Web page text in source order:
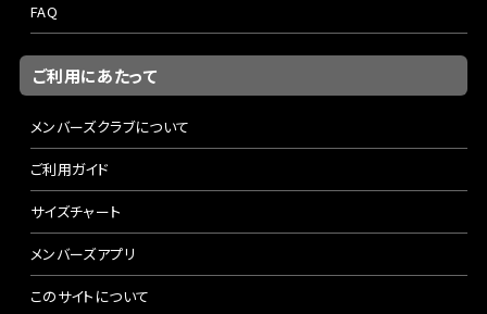
FAQ
ご利用にあたって
メンバーズクラブについて
ご利用ガイド
サイズチャート
メンバーズアプリ
このサイトについて